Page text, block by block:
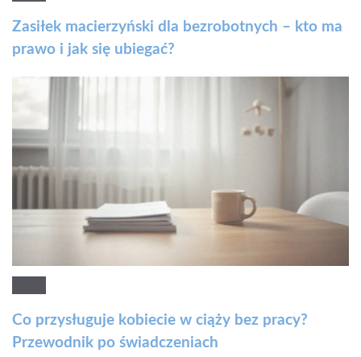
Zasiłek macierzyński dla bezrobotnych – kto ma
prawo i jak się ubiegać?
Co przysługuje kobiecie w ciąży bez pracy?
Przewodnik po świadczeniach